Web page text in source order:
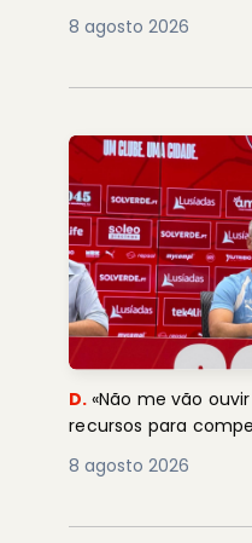
8 agosto 2026
D. «Não me vão
recursos para
8 agosto 2026